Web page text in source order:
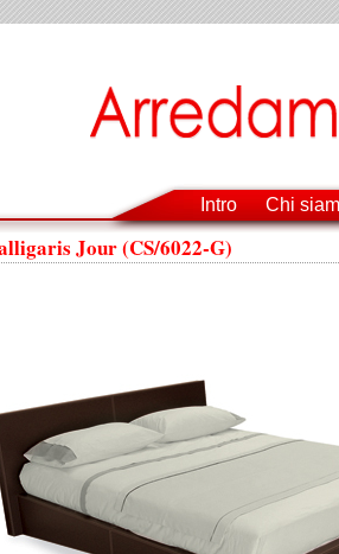
Intro Chi
Jour (CS/6022-G)